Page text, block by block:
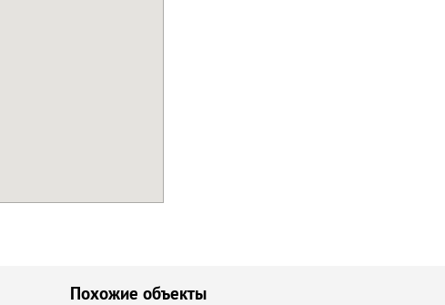
Похожие объекты